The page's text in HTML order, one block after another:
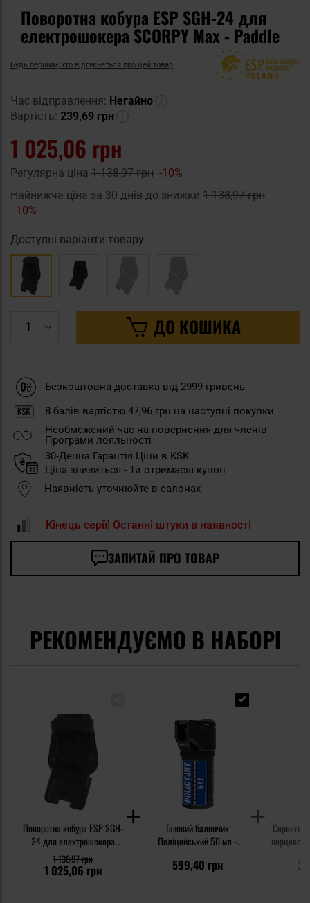
Поворотна кобура ESP SGH-24 для
електрошокера SCORPY Max - Paddle
Будь першим, хто відгукнеться про цей товар
Час відправлення: Негайно
Вартість: 239,69 грн
1 025,06 грн
Регулярна ціна 1 138,97 грн -10%
Найнижча ціна за 30 днів до знижки 1 138,97 грн
-10%
Доступні варіанти товару:
ДО КОШИКА
Безкоштовна доставка від 2999 гривень
8 балів вартістю 47,96 грн на наступні покупки
Необмежений час на повернення для членів
Програми лояльності
30-Денна Гарантія Ціни в KSK
Ціна знизиться - Ти отримаєш купон
Наявність уточнюйте в салонах
Кінець серії! Останні штуки в наявності
ЗАПИТАЙ ПРО ТОВАР
РЕКОМЕНДУЄМО В НАБОРІ
Поворотна кобура ESP SGH-
24 для електрошокера
SCORPY Max - Paddle
1 025,06 грн
1 138,97 грн
Газовий балончик
Поліцейський 50 мл -
599,40 грн
Серветка